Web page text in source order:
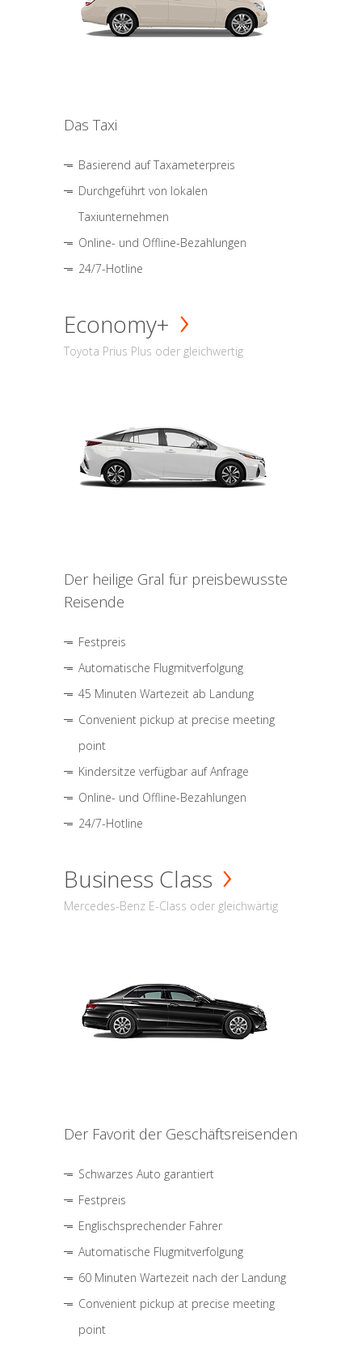
Das Taxi
Basierend auf Taxameterpreis
Durchgeführt von lokalen
Taxiunternehmen
Online- und Offline-Bezahlungen
24/7-Hotline
Economy+
Toyota Prius Plus oder gleichwertig
Der heilige Gral für preisbewusste
Reisende
Festpreis
Automatische Flugmitverfolgung
45 Minuten Wartezeit ab Landung
Convenient pickup at precise meeting
point
Kindersitze verfügbar auf Anfrage
Online- und Offline-Bezahlungen
24/7-Hotline
Business Class
Mercedes-Benz E-Class oder gleichwärtig
Der Favorit der Geschäftsreisenden
Schwarzes Auto garantiert
Festpreis
Englischsprechender Fahrer
Automatische Flugmitverfolgung
60 Minuten Wartezeit nach der Landung
Convenient pickup at precise meeting
point